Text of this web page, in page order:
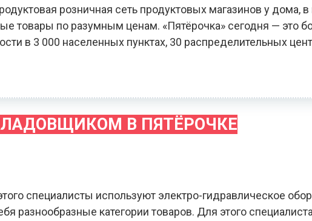
розничная сеть продуктовых магазинов у дома,
товары по разумным ценам. «Пятёрочка» сегодня — это
в 3 000 населенных пунктах, 30 распределительных
В ПЯТЁРОЧКЕ
специалисты используют электро-гидравлическое
разнообразные категории товаров. Для этого